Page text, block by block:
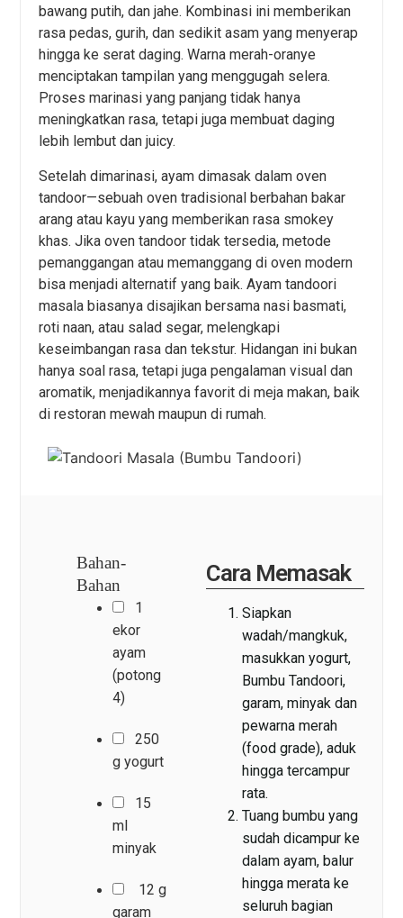
bawang putih, dan jahe. Kombinasi ini memberikan
rasa pedas, gurih, dan sedikit asam yang menyerap
hingga ke serat daging. Warna merah-oranye
menciptakan tampilan yang menggugah selera.
Proses marinasi yang panjang tidak hanya
meningkatkan rasa, tetapi juga membuat daging
lebih lembut dan juicy.
Setelah dimarinasi, ayam dimasak dalam oven
tandoor—sebuah oven tradisional berbahan bakar
arang atau kayu yang memberikan rasa smokey
khas. Jika oven tandoor tidak tersedia, metode
pemanggangan atau memanggang di oven modern
bisa menjadi alternatif yang baik. Ayam tandoori
masala biasanya disajikan bersama nasi basmati,
roti naan, atau salad segar, melengkapi
keseimbangan rasa dan tekstur. Hidangan ini bukan
hanya soal rasa, tetapi juga pengalaman visual dan
aromatik, menjadikannya favorit di meja makan, baik
di restoran mewah maupun di rumah.
Cara Memasak
Siapkan
wadah/mangkuk,
masukkan yogurt,
Bumbu Tandoori,
garam, minyak dan
pewarna merah
(food grade), aduk
hingga tercampur
rata.
Tuang bumbu yang
sudah dicampur ke
dalam ayam, balur
hingga merata ke
seluruh bagian
Bahan-
Bahan
1
ekor
ayam
(potong
4)
250
g yogurt
15
ml
minyak
12 g
garam